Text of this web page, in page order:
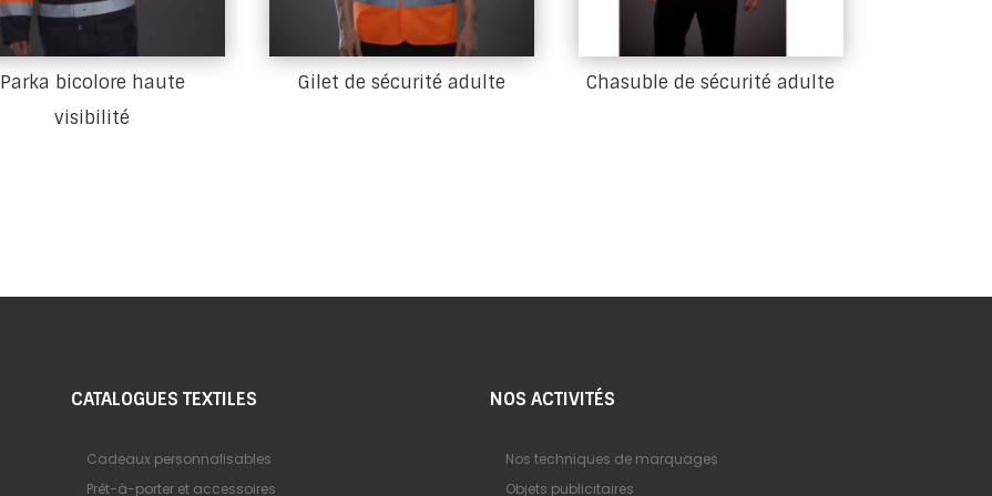
Parka bicolore haute
visibilité
Gilet de sécurité adulte Chasuble de sécurité adulte
CATALOGUES TEXTILES
Cadeaux personnalisables
Prêt-à-porter et accessoires
NOS ACTIVITÉS
Nos techniques de marquages
Objets publicitaires